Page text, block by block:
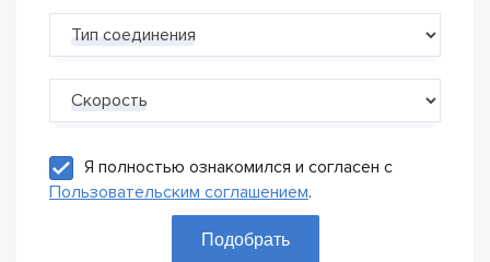
Тип соединения
Скорость
Я полностью ознакомился и согласен с
Пользовательским соглашением.
Подобрать